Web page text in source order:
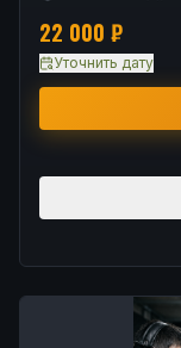
22 000 ₽
Уточнить дату